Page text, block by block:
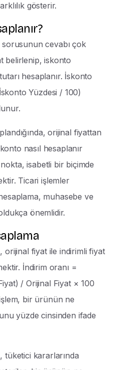
gösterir.
sorusunun cevabı çok
belirlenip, iskonto
hesaplanır. İskonto
Yüzdesi / 100)
orijinal fiyattan
nasıl hesaplanır
isabetli bir biçimde
Ticari işlemler
muhasebe ve
önemlidir.
orijinal fiyat ile indirimli fiyat
İndirim oranı =
/ Orijinal Fiyat × 100
bir ürünün ne
yüzde cinsinden ifade
tüketici kararlarında